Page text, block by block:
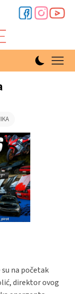
na početak
direktor ovog